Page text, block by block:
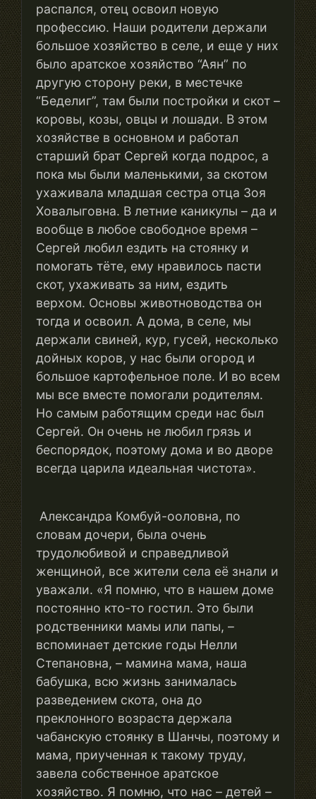
распался, отец освоил новую
профессию. Наши родители держали
большое хозяйство в селе, и еще у них
было аратское хозяйство “Аян” по
другую сторону реки, в местечке
“Беделиг”, там были постройки и скот –
коровы, козы, овцы и лошади. В этом
хозяйстве в основном и работал
старший брат Сергей когда подрос, а
пока мы были маленькими, за скотом
ухаживала младшая сестра отца Зоя
Ховалыговна. В летние каникулы – да и
вообще в любое свободное время –
Сергей любил ездить на стоянку и
помогать тёте, ему нравилось пасти
скот, ухаживать за ним, ездить
верхом. Основы животноводства он
тогда и освоил. А дома, в селе, мы
держали свиней, кур, гусей, несколько
дойных коров, у нас были огород и
большое картофельное поле. И во всем
мы все вместе помогали родителям.
Но самым работящим среди нас был
Сергей. Он очень не любил грязь и
беспорядок, поэтому дома и во дворе
всегда царила идеальная чистота».
Александра Комбуй-ооловна, по
словам дочери, была очень
трудолюбивой и справедливой
женщиной, все жители села её знали и
уважали. «Я помню, что в нашем доме
постоянно кто-то гостил. Это были
родственники мамы или папы, –
вспоминает детские годы Нелли
Степановна, – мамина мама, наша
бабушка, всю жизнь занималась
разведением скота, она до
преклонного возраста держала
чабанскую стоянку в Шанчы, поэтому и
мама, приученная к такому труду,
завела собственное аратское
хозяйство. Я помню, что нас – детей –